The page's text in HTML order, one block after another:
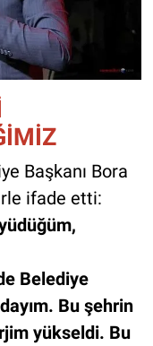
Başkanı Bora
ifade etti:
Belediye
Bu şehrin
yükseldi. Bu